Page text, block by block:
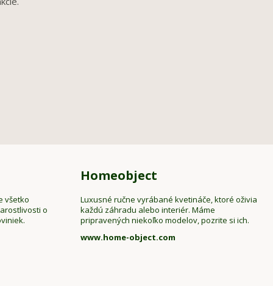
všetko
o
Homeobject
Luxusné ručne vyrábané kvetináče, ktoré oživia
každú záhradu alebo interiér. Máme
pripravených niekoľko modelov, pozrite si ich.
www.home-object.com